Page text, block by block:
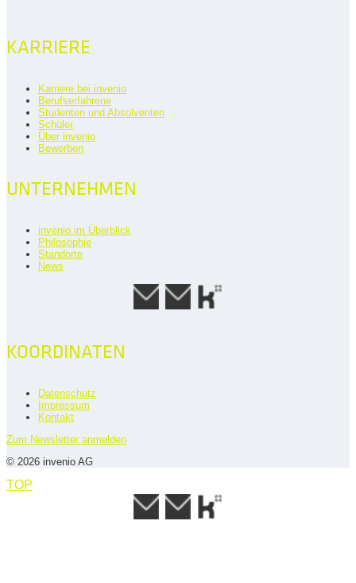
KARRIERE
Karriere bei invenio
Berufserfahrene
Studenten und Absolventen
Schüler
Über invenio
Bewerben
UNTERNEHMEN
invenio im Überblick
Philosophie
Standorte
News
KOORDINATEN
Datenschutz
Impressum
Kontakt
Zum Newsletter anmelden
© 2026 invenio AG
TOP